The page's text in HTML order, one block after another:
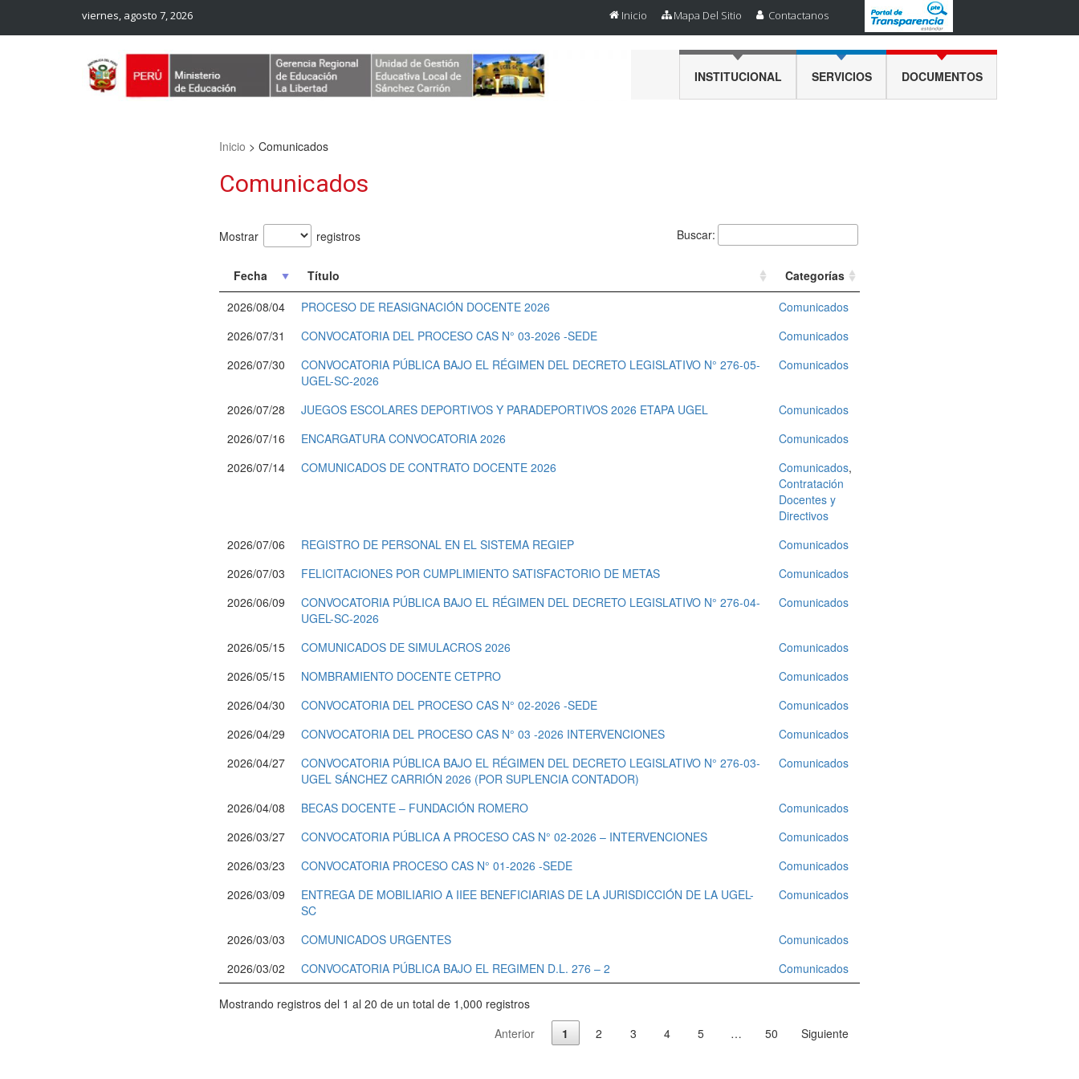
viernes, agosto 7, 2026 Inicio Mapa Del Sitio Contactanos
INSTITUCIONAL SERVICIOS DOCUMENTOS
Inicio > Comunicados
Comunicados
Mostrar registros Buscar:
Fecha Título
Categorías
2026/08/04
PROCESO DE REASIGNACIÓN DOCENTE 2026
Comunicados
2026/07/31
CONVOCATORIA DEL PROCESO CAS N° 03-2026 -SEDE
Comunicados
2026/07/30
CONVOCATORIA PÚBLICA BAJO EL RÉGIMEN DEL DECRETO LEGISLATIVO N° 276-05-
UGEL-SC-2026
Comunicados
2026/07/28 JUEGOS ESCOLARES DEPORTIVOS Y PARADEPORTIVOS 2026 ETAPA UGEL
Comunicados
2026/07/16
ENCARGATURA CONVOCATORIA 2026
Comunicados
2026/07/14
COMUNICADOS DE CONTRATO DOCENTE 2026 Comunicados,
Contratación
Docentes y
Directivos
2026/07/06
REGISTRO DE PERSONAL EN EL SISTEMA REGIEP
Comunicados
2026/07/03
FELICITACIONES POR CUMPLIMIENTO SATISFACTORIO DE METAS
Comunicados
2026/06/09
CONVOCATORIA PÚBLICA BAJO EL RÉGIMEN DEL DECRETO LEGISLATIVO N° 276-04-
UGEL-SC-2026
Comunicados
2026/05/15 COMUNICADOS DE SIMULACROS 2026
Comunicados
2026/05/15
NOMBRAMIENTO DOCENTE CETPRO
Comunicados
2026/04/30
CONVOCATORIA DEL PROCESO CAS N° 02-2026 -SEDE
Comunicados
2026/04/29
CONVOCATORIA DEL PROCESO CAS N° 03 -2026 INTERVENCIONES
Comunicados
2026/04/27
CONVOCATORIA PÚBLICA BAJO EL RÉGIMEN DEL DECRETO LEGISLATIVO N° 276-03-
UGEL SÁNCHEZ CARRIÓN 2026 (POR SUPLENCIA CONTADOR)
Comunicados
2026/04/08 BECAS DOCENTE – FUNDACIÓN ROMERO
Comunicados
2026/03/27
CONVOCATORIA PÚBLICA A PROCESO CAS N° 02-2026 – INTERVENCIONES
Comunicados
2026/03/23
CONVOCATORIA PROCESO CAS N° 01-2026 -SEDE
Comunicados
2026/03/09
ENTREGA DE MOBILIARIO A IIEE BENEFICIARIAS DE LA JURISDICCIÓN DE LA UGEL-
SC
Comunicados
2026/03/03 COMUNICADOS URGENTES
Comunicados
2026/03/02
CONVOCATORIA PÚBLICA BAJO EL REGIMEN D.L. 276 – 2 Comunicados
Mostrando registros del 1 al 20 de un total de 1,000 registros
Anterior
1 2 3 4 5 … 50 Siguiente